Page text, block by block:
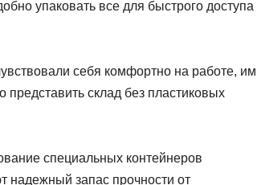
упаковать все для быстрого доступа
себя комфортно на работе, им
склад без пластиковых
специальных контейнеров
надежный запас прочности от